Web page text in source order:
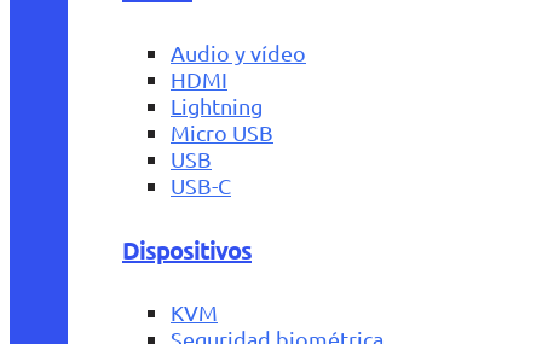
Audio y vídeo
HDMI
Lightning
Micro USB
USB
USB-C
Dispositivos
KVM
Seguridad biométrica